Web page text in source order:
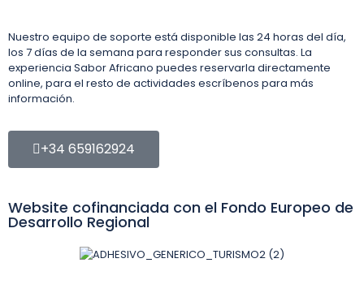
Nuestro equipo de soporte está disponible las 24 horas del día,
los 7 días de la semana para responder sus consultas. La
experiencia Sabor Africano puedes reservarla directamente
online, para el resto de actividades escríbenos para más
información.
+34 659162924
Website cofinanciada con el Fondo Europeo de
Desarrollo Regional